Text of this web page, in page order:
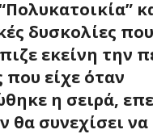
δυσκολίες που
εκείνη την
που είχε όταν
η σειρά,
θα συνεχίσει να